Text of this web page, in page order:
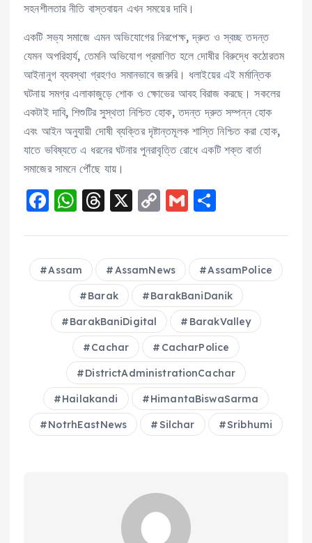
সহনশীলতার নীতি বাস্তবায়ন এখন সময়ের দাবি।
একটি সভ্য সমাজে এমন অভিযোগের নিরপেক্ষ, দ্রুত ও স্বচ্ছ তদন্ত
যেমন অপরিহার্য, তেমনি অভিযোগ প্রমাণিত হলে দোষীর বিরুদ্ধে কঠোরতম
আইনানুগ ব্যবস্থা গ্রহণও সমানভাবে জরুরি। ধলাইয়ের এই মর্মান্তিক
ঘটনায় সমগ্র এলাকাজুড়ে শোক ও ক্ষোভের আবহ বিরাজ করছে। সকলের
একটাই দাবি, শিশুটির সুস্থতা নিশ্চিত হোক, তদন্ত দ্রুত সম্পন্ন হোক
এবং আইন অনুযায়ী দোষী ব্যক্তির দৃষ্টান্তমূলক শাস্তি নিশ্চিত করা হোক,
যাতে ভবিষ্যতে এ ধরনের ঘটনার পুনরাবৃত্তি রোধে একটি শক্ত বার্তা
সমাজের সামনে পৌঁছে যায়।
F
c
e
b
o
o
W
a
ts
A
p
p
T
re
a
d
s
X
C
p
y
Li
n
k
G
ai
l
a
re
Assam AssamNews AssamPolice
Barak BarakBaniDanik
BarakBaniDigital BarakValley
Cachar CacharPolice
DistrictAdministrationCachar
Hailakandi HimantaBiswaSarma
NotrhEastNews Silchar Sribhumi